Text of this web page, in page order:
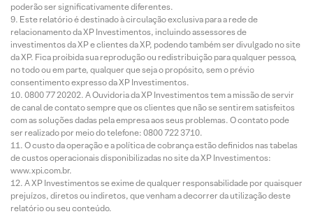
poderão ser significativamente diferentes.
Este relatório é destinado à circulação exclusiva para a rede de
relacionamento da XP Investimentos, incluindo assessores de
investimentos da XP e clientes da XP, podendo também ser divulgado no site
da XP. Fica proibida sua reprodução ou redistribuição para qualquer pessoa,
no todo ou em parte, qualquer que seja o propósito, sem o prévio
consentimento expresso da XP Investimentos.
0800 77 20202. A Ouvidoria da XP Investimentos tem a missão de servir
de canal de contato sempre que os clientes que não se sentirem satisfeitos
com as soluções dadas pela empresa aos seus problemas. O contato pode
ser realizado por meio do telefone: 0800 722 3710.
O custo da operação e a política de cobrança estão definidos nas tabelas
de custos operacionais disponibilizadas no site da XP Investimentos:
www.xpi.com.br.
A XP Investimentos se exime de qualquer responsabilidade por quaisquer
prejuízos, diretos ou indiretos, que venham a decorrer da utilização deste
relatório ou seu conteúdo.